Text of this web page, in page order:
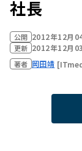
社長
公開 2012年12月
更新 2012年12月
著者 岡田靖